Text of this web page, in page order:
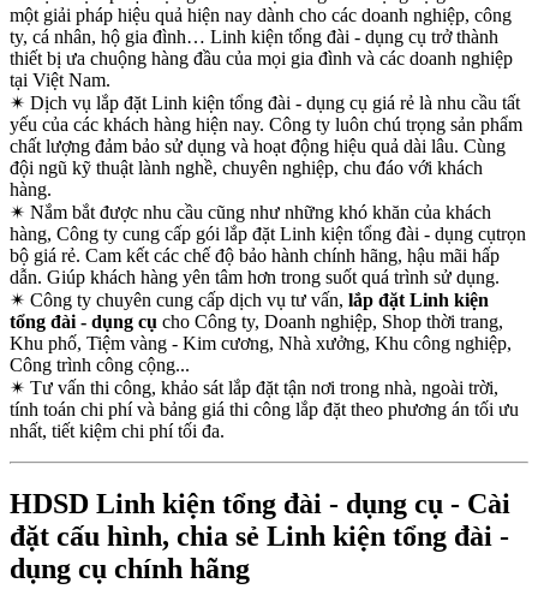
một giải pháp hiệu quả hiện nay dành cho các doanh nghiệp, công
ty, cá nhân, hộ gia đình… Linh kiện tổng đài - dụng cụ trở thành
thiết bị ưa chuộng hàng đầu của mọi gia đình và các doanh nghiệp
tại Việt Nam.
✴ Dịch vụ lắp đặt Linh kiện tổng đài - dụng cụ giá rẻ là nhu cầu tất
yếu của các khách hàng hiện nay. Công ty luôn chú trọng sản phẩm
chất lượng đảm bảo sử dụng và hoạt động hiệu quả dài lâu. Cùng
đội ngũ kỹ thuật lành nghề, chuyên nghiệp, chu đáo với khách
hàng.
✴ Nắm bắt được nhu cầu cũng như những khó khăn của khách
hàng, Công ty cung cấp gói lắp đặt Linh kiện tổng đài - dụng cụtrọn
bộ giá rẻ. Cam kết các chế độ bảo hành chính hãng, hậu mãi hấp
dẫn. Giúp khách hàng yên tâm hơn trong suốt quá trình sử dụng.
✴ Công ty chuyên cung cấp dịch vụ tư vấn, lắp đặt Linh kiện
tổng đài - dụng cụ cho Công ty, Doanh nghiệp, Shop thời trang,
Khu phố, Tiệm vàng - Kim cương, Nhà xưởng, Khu công nghiệp,
Công trình công cộng...
✴ Tư vấn thi công, khảo sát lắp đặt tận nơi trong nhà, ngoài trời,
tính toán chi phí và bảng giá thi công lắp đặt theo phương án tối ưu
nhất, tiết kiệm chi phí tối đa.
HDSD Linh kiện tổng đài - dụng cụ - Cài
đặt cấu hình, chia sẻ Linh kiện tổng đài -
dụng cụ chính hãng